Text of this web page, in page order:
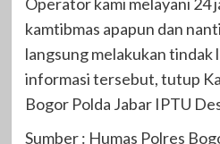
kamtibmas apapun dan
langsung melakukan tindak
informasi tersebut, tutup
Bogor Polda Jabar IPTU
Sumber : Humas Polres